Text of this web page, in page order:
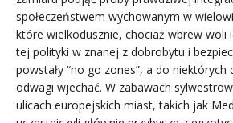
społeczeństwem wychowanym w
które wielkodusznie, chociaż wbrew woli
tej polityki w znanej z dobrobytu i
powstały “no go zones”, a do niektórych
odwagi wjechać. W zabawach
ulicach europejskich miast, takich jak